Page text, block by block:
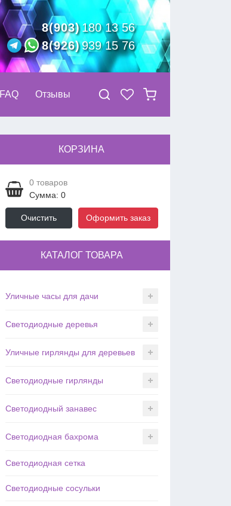
8(903)180 13 56
8(926)939 15 76
FAQ Отзывы
КОРЗИНА
0товаров
Сумма: 0
Очистить Оформить заказ
КАТАЛОГ ТОВАРА
Уличные часы для дачи
Светодиодные деревья
Уличные гирлянды для деревьев
Светодиодные гирлянды
Светодиодный занавес
Светодиодная бахрома
Светодиодная сетка
Светодиодные сосульки